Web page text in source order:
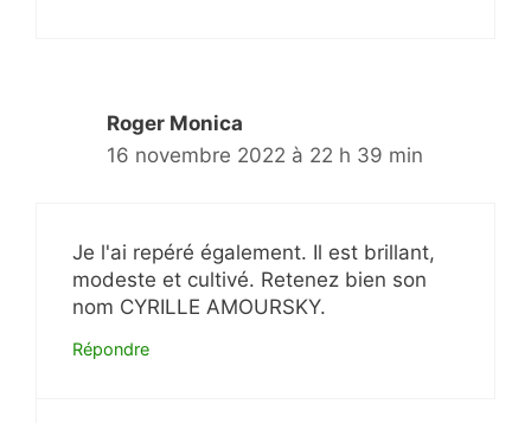
Roger Monica
16 novembre 2022 à 22 h 39 min
Je l'ai repéré également. Il est brillant,
modeste et cultivé. Retenez bien son
nom CYRILLE AMOURSKY.
Répondre